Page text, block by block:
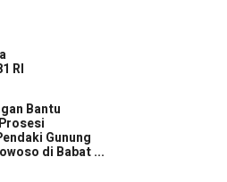
RI
Bantu
Gunung
di Babat ...